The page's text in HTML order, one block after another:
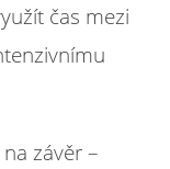
čas mezi
závěr –